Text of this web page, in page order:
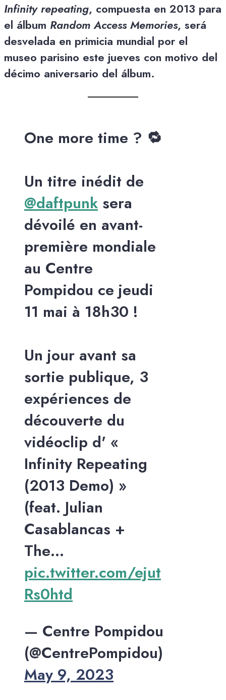
Infinity repeating, compuesta en 2013 para
el álbum Random Access Memories, será
desvelada en primicia mundial por el
museo parisino este jueves con motivo del
décimo aniversario del álbum.
One more time ? 🔁
Un titre inédit de
@daftpunk sera
dévoilé en avant-
première mondiale
au Centre
Pompidou ce jeudi
11 mai à 18h30 !
Un jour avant sa
sortie publique, 3
expériences de
découverte du
vidéoclip d' «
Infinity Repeating
(2013 Demo) »
(feat. Julian
Casablancas +
The…
pic.twitter.com/ejut
Rs0htd
— Centre Pompidou
(@CentrePompidou)
May 9, 2023